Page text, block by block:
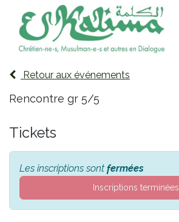
Retour aux événements
Rencontre gr 5/5
Tickets
Les inscriptions sont fermées
Inscriptions terminées